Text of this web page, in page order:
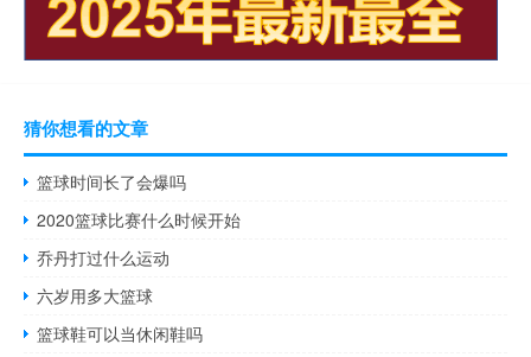
猜你想看的文章
篮球时间长了会爆吗
2020篮球比赛什么时候开始
乔丹打过什么运动
六岁用多大篮球
篮球鞋可以当休闲鞋吗